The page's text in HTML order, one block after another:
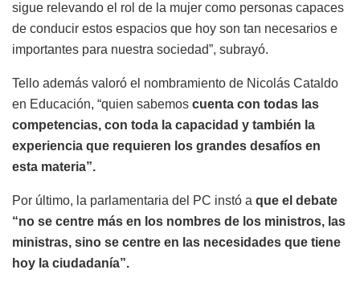
sigue relevando el rol de la mujer como personas capaces
de conducir estos espacios que hoy son tan necesarios e
importantes para nuestra sociedad”, subrayó.
Tello además valoró el nombramiento de Nicolás Cataldo
en Educación, “quien sabemos cuenta con todas las
competencias, con toda la capacidad y también la
experiencia que requieren los grandes desafíos en
esta materia”.
Por último, la parlamentaria del PC instó a que el debate
“no se centre más en los nombres de los ministros, las
ministras, sino se centre en las necesidades que tiene
hoy la ciudadanía”.